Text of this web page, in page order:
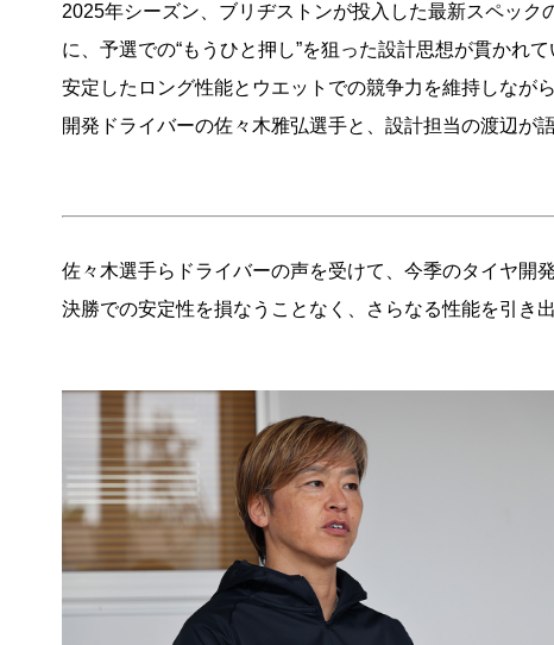
2025年シーズン、ブリヂストンが投入した最新スペッ
に、予選での“もうひと押し”を狙った設計思想が貫かれて
安定したロング性能とウエットでの競争力を維持しなが
開発ドライバーの佐々木雅弘選手と、設計担当の渡辺が
佐々木選手らドライバーの声を受けて、今季のタイヤ開
決勝での安定性を損なうことなく、さらなる性能を引き